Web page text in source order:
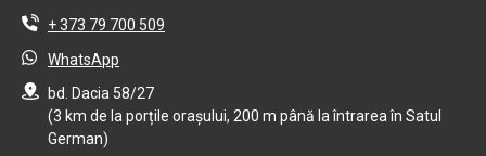
+ 373 79 700 509
WhatsApp
bd. Dacia 58/27
(3 km de la porțile orașului, 200 m până la întrarea în Satul
German)